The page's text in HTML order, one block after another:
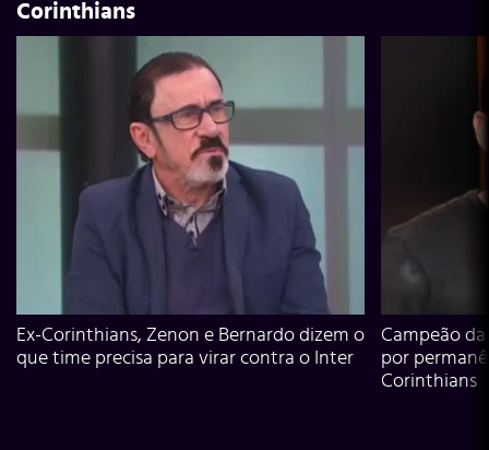
Corinthians
Ex-Corinthians, Zenon e Bernardo dizem o
que time precisa para virar contra o Inter
Campeão
por
Corinthians